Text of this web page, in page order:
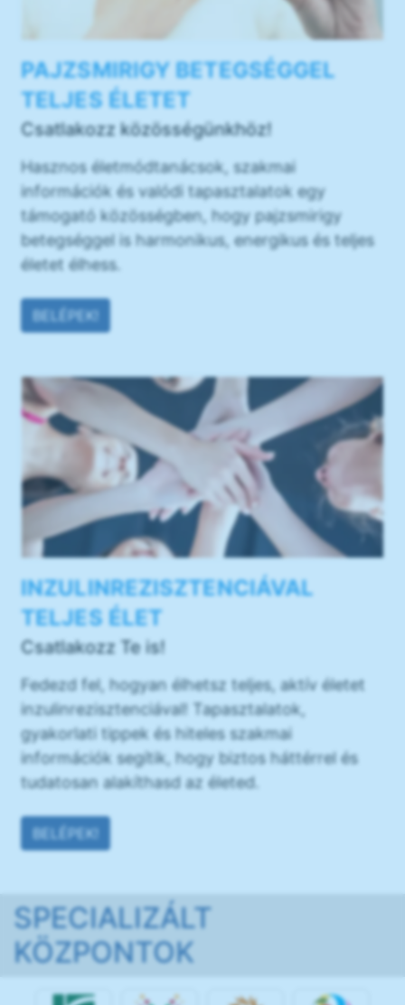
PAJZSMIRIGY BETEGSÉGGEL
TELJES ÉLETET
Csatlakozz közösségünkhöz!
Hasznos életmódtanácsok, szakmai
információk és valódi tapasztalatok egy
támogató közösségben, hogy pajzsmirigy
betegséggel is harmonikus, energikus és teljes
életet élhess.
BELÉPEK!
INZULINREZISZTENCIÁVAL
TELJES ÉLET
Csatlakozz Te is!
Fedezd fel, hogyan élhetsz teljes, aktív életet
inzulinrezisztenciával! Tapasztalatok,
gyakorlati tippek és hiteles szakmai
információk segítik, hogy biztos háttérrel és
tudatosan alakíthasd az életed.
BELÉPEK!
SPECIALIZÁLT
KÖZPONTOK